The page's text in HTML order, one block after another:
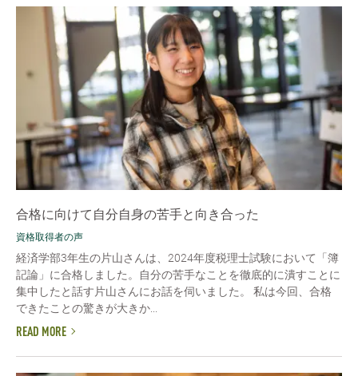
合格に向けて自分自身の苦手と向き合った
資格取得者の声
経済学部3年生の片山さんは、2024年度税理士試験において「簿
記論」に合格しました。自分の苦手なことを徹底的に潰すことに
集中したと話す片山さんにお話を伺いました。 私は今回、合格
できたことの驚きが大きか...
READ MORE